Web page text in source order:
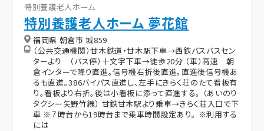
特別養護老人ホーム
特別養護老人ホーム 夢花館
福岡県 朝倉市 城859
（公共交通機関）甘木鉄道・甘木駅下車→西鉄バスバスセン
ターより （バス停）十文字下車→徒歩20分 （車）高速 朝
倉インターで降り直進。信号機右折後直進。直進後信号機あ
るも直進。386バイパス直進し、左手にきらく荘のたて看板有
り。看板より右折。後は小看板に添って直進する。 （あいのり
タクシー矢野竹線） 甘鉄甘木駅より乗車→きらく荘入口で下
車 ※７時台から19時台まで乗車時間設定あり。 ※利用する
には